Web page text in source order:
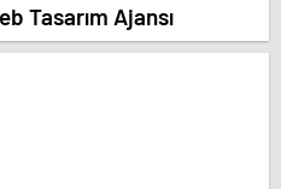
Tasarım Ajansı